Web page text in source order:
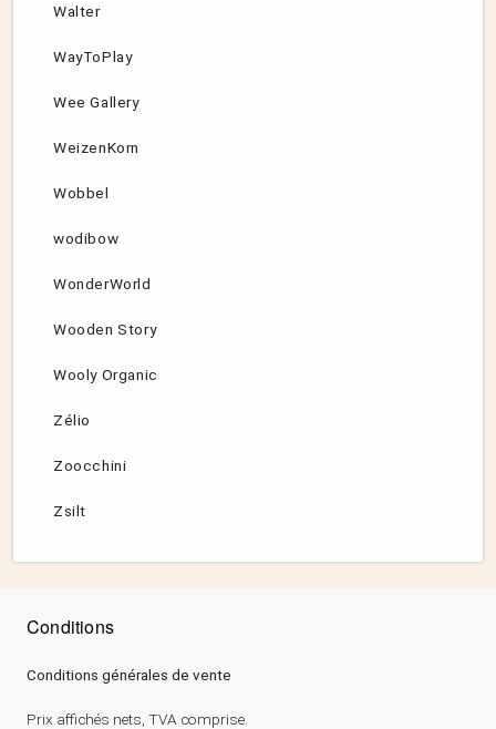
Walter
WayToPlay
Wee Gallery
WeizenKorn
Wobbel
wodibow
WonderWorld
Wooden Story
Wooly Organic
Zélio
Zoocchini
Zsilt
Conditions
Conditions générales de vente
Prix affichés nets, TVA comprise.